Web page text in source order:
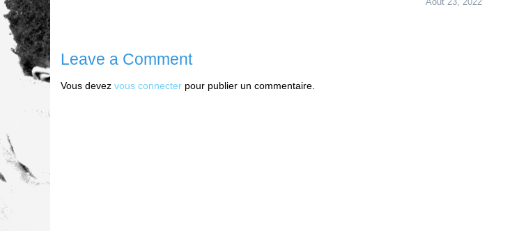
Leave a Comment
Vous devez vous connecter pour publier un commentaire.